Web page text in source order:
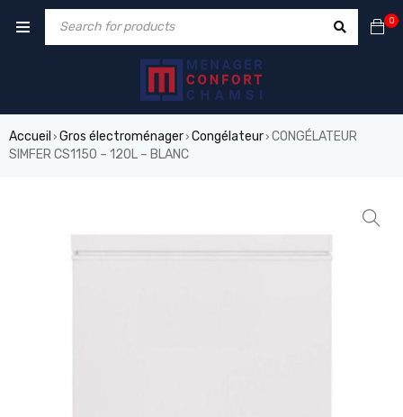
0
Accueil › Gros électroménager› Congélateur› CONGÉLATEUR
SIMFER CS1150 – 120L – BLANC